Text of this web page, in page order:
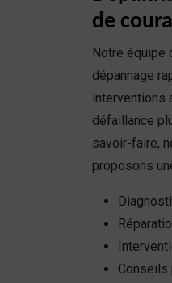
de
Notre équipe
dépannage
interventions
défaillance
savoir-faire,
proposons
Conseils